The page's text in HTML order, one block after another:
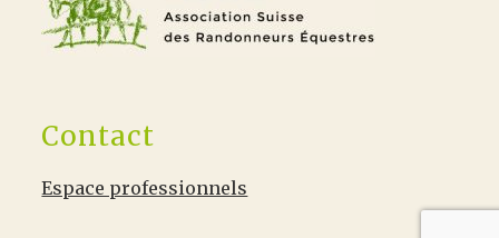
Contact
Espace professionnels